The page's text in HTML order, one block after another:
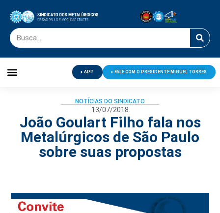
APP FALE COM O PRESIDENTE MIGUEL TORRES
NOTÍCIAS DO SINDICATO
13/07/2018
João Goulart Filho fala nos
Metalúrgicos de São Paulo
sobre suas propostas